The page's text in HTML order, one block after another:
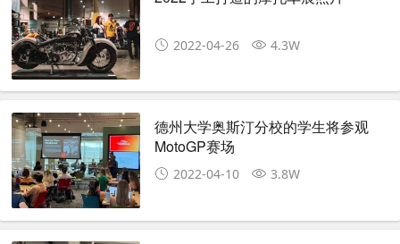
2022-04-26 4.3W
德州大学奥斯汀分校的学生将参观
MotoGP赛场
2022-04-10 3.8W